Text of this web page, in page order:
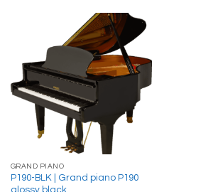
GRAND PIANO
P190-BLK | Grand piano P190